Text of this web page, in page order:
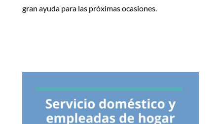
gran ayuda para las próximas ocasiones.